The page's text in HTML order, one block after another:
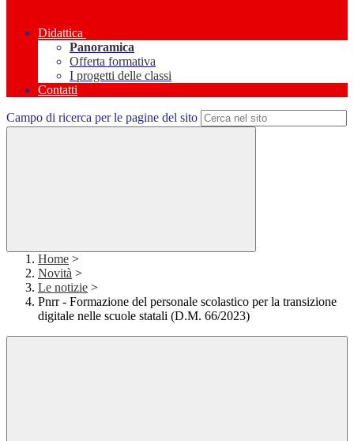
Didattica
Panoramica
Offerta formativa
I progetti delle classi
Contatti
Campo di ricerca per le pagine del sito
Home >
Novità >
Le notizie >
Pnrr - Formazione del personale scolastico per la transizione
digitale nelle scuole statali (D.M. 66/2023)